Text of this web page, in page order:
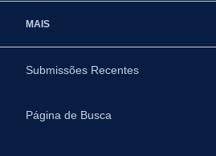
MAIS
Submissões Recentes
Página de Busca